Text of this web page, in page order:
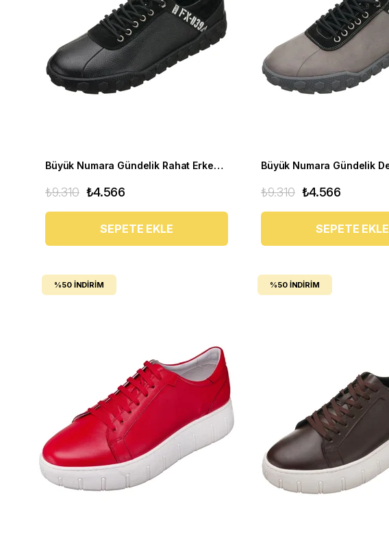
Büyük Numara Gündelik Rahat Erkek Spor Ayakkabı - YMR141 Siyah
₺4.566
₺9.310
SEPETE EKLE
₺4.566
₺9.310
SEPETE EKLE
%50 İNDIRIM %50 İNDIRIM